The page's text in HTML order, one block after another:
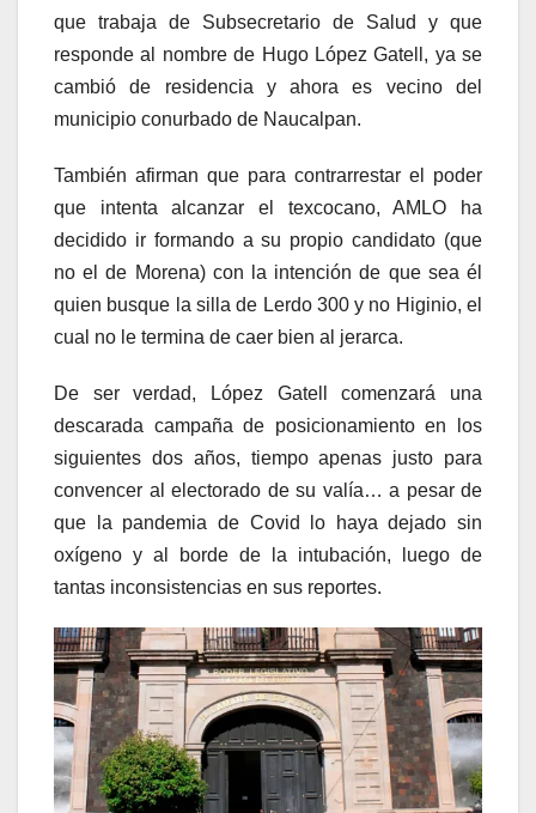
que trabaja de Subsecretario de Salud y que
responde al nombre de Hugo López Gatell, ya se
cambió de residencia y ahora es vecino del
municipio conurbado de Naucalpan.
También afirman que para contrarrestar el poder
que intenta alcanzar el texcocano, AMLO ha
decidido ir formando a su propio candidato (que
no el de Morena) con la intención de que sea él
quien busque la silla de Lerdo 300 y no Higinio, el
cual no le termina de caer bien al jerarca.
De ser verdad, López Gatell comenzará una
descarada campaña de posicionamiento en los
siguientes dos años, tiempo apenas justo para
convencer al electorado de su valía… a pesar de
que la pandemia de Covid lo haya dejado sin
oxígeno y al borde de la intubación, luego de
tantas inconsistencias en sus reportes.